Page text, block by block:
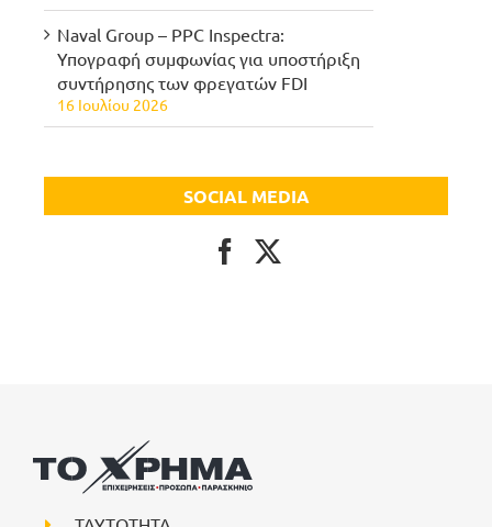
Naval Group – PPC Inspectra:
Υπογραφή συμφωνίας για υποστήριξη
συντήρησης των φρεγατών FDI
16 Ιουλίου 2026
SOCIAL MEDIA